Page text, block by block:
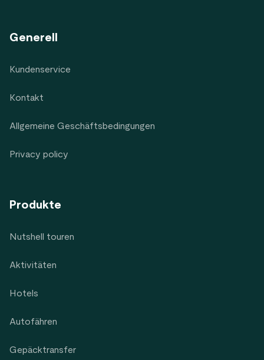
Generell
Kundenservice
Kontakt
Allgemeine Geschäftsbedingungen
Privacy policy
Produkte
Nutshell touren
Aktivitäten
Hotels
Autofähren
Gepäcktransfer